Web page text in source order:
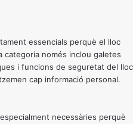
essencials perquè el lloc
només inclou galetes
i funcions de seguretat del lloc
cap informació personal.
necessàries perquè